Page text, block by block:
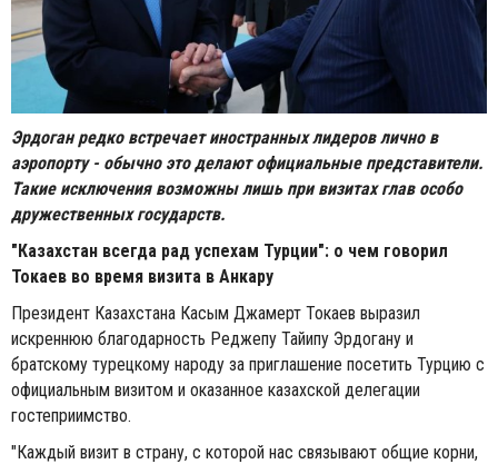
Эрдоган редко встречает иностранных лидеров лично в
аэропорту - обычно это делают официальные представители.
Такие исключения возможны лишь при визитах глав особо
дружественных государств.
"Казахстан всегда рад успехам Турции": о чем говорил
Токаев во время визита в Анкару
Президент Казахстана Касым Джамерт Токаев выразил
искреннюю благодарность Реджепу Тайипу Эрдогану и
братскому турецкому народу за приглашение посетить Турцию с
официальным визитом и оказанное казахской делегации
гостеприимство.
"Каждый визит в страну, с которой нас связывают общие корни,